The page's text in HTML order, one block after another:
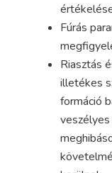
Fúrás
Riasztás
illetékes
formáció